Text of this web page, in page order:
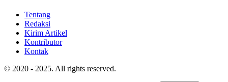
Tentang
Redaksi
Kirim Artikel
Kontributor
Kontak
© 2020 - 2025. All rights reserved.